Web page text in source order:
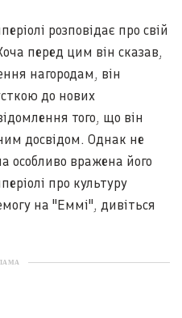
розповідає про свій
перед цим він сказав,
нагородам, він
до нових
того, що він
досвідом. Однак не
особливо вражена його
про культуру
на "Еммі", дивіться